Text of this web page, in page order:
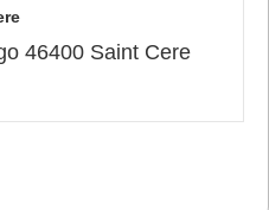
46400 Saint Cere